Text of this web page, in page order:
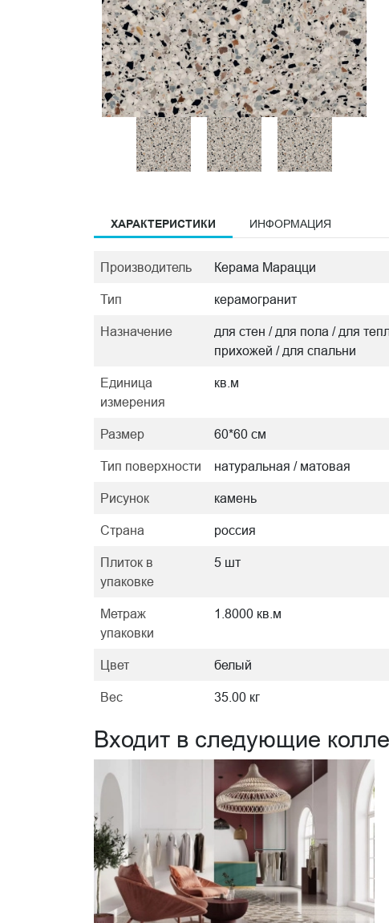
ХАРАКТЕРИСТИКИ ИНФОРМАЦИЯ
Производитель Керама Марацци
Тип керамогранит
Назначение
для стен / для пола / для
прихожей / для спальни
Единица
измерения
кв.м
Размер 60*60 см
Тип поверхности натуральная / матовая
Рисунок камень
Страна россия
Плиток в
упаковке
5 шт
Метраж
упаковки
1.8000 кв.м
Цвет белый
Вес 35.00 кг
Входит в следующие